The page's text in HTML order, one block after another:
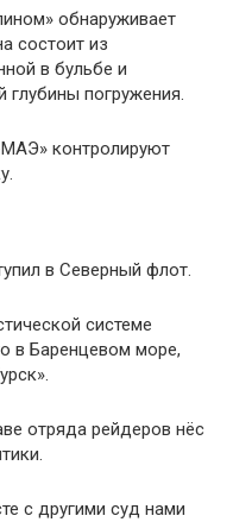
обнаруживает
состоит из
в бульбе и
глубины погружения.
контролируют
в Северный флот.
системе
в Баренцевом море,
отряда рейдеров нёс
с другими суд нами